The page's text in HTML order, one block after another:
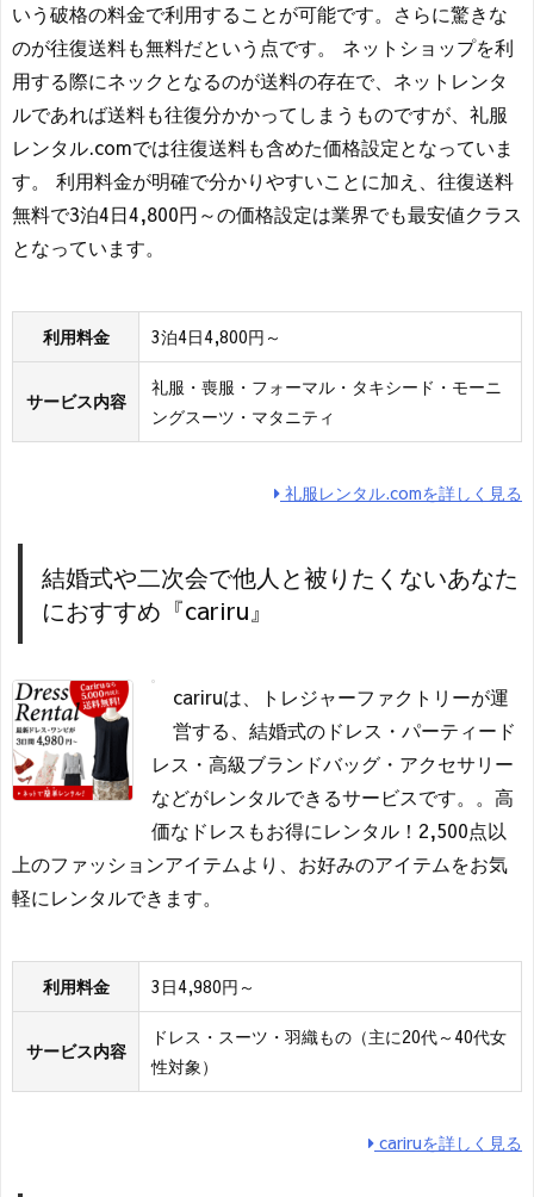
いう破格の料金で利用することが可能です。さらに驚きな
のが往復送料も無料だという点です。 ネットショップを利
用する際にネックとなるのが送料の存在で、ネットレンタ
ルであれば送料も往復分かかってしまうものですが、礼服
レンタル.comでは往復送料も含めた価格設定となっていま
す。 利用料金が明確で分かりやすいことに加え、往復送料
無料で3泊4日4,800円～の価格設定は業界でも最安値クラス
となっています。
利用料金 3泊4日4,800円～
サービス内容
礼服・喪服・フォーマル・タキシード・モーニ
ングスーツ・マタニティ
礼服レンタル.comを詳しく見る
結婚式や二次会で他人と被りたくないあなた
におすすめ『cariru』
cariruは、トレジャーファクトリーが運
営する、結婚式のドレス・パーティード
レス・高級ブランドバッグ・アクセサリー
などがレンタルできるサービスです。。高
価なドレスもお得にレンタル！2,500点以
上のファッションアイテムより、お好みのアイテムをお気
軽にレンタルできます。
利用料金 3日4,980円～
サービス内容
ドレス・スーツ・羽織もの（主に20代～40代女
性対象）
cariruを詳しく見る